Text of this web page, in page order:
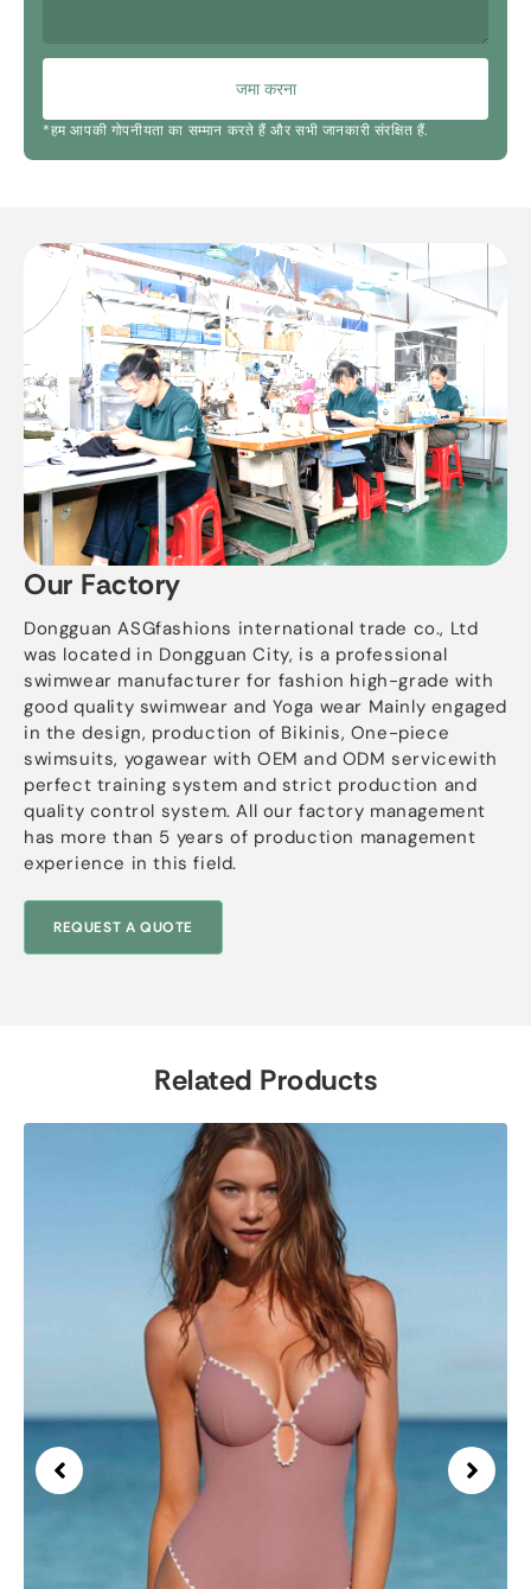
जमा करना
*हम आपकी गोपनीयता का सम्मान करते हैं और सभी जानकारी संरक्षित हैं.
Our Factory
Dongguan ASGfashions international trade co., Ltd
was located in Dongguan City, is a professional
swimwear manufacturer for fashion high-grade with
good quality swimwear and Yoga wear Mainly engaged
in the design, production of Bikinis, One-piece
swimsuits, yogawear with OEM and ODM servicewith
perfect training system and strict production and
quality control system.All our factory management
has more than 5 years of production management
experience in this field.
REQUEST A QUOTE
Related Products